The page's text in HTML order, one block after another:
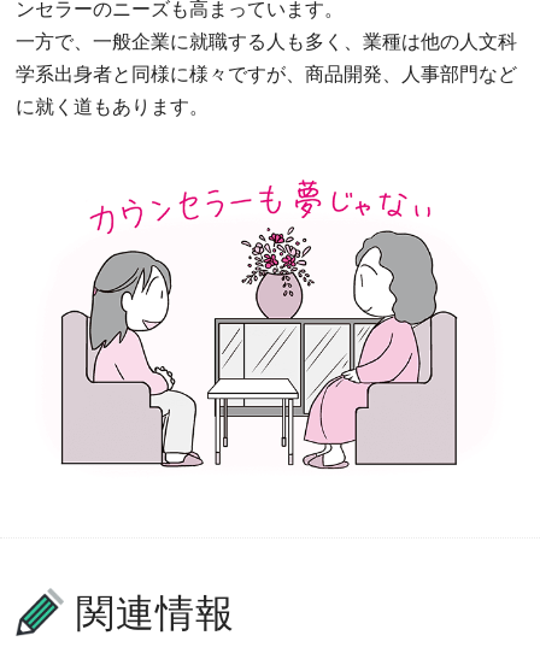
ンセラーのニーズも高まっています。
一方で、一般企業に就職する人も多く、業種は他の人文科
学系出身者と同様に様々ですが、商品開発、人事部門など
に就く道もあります。
関連情報